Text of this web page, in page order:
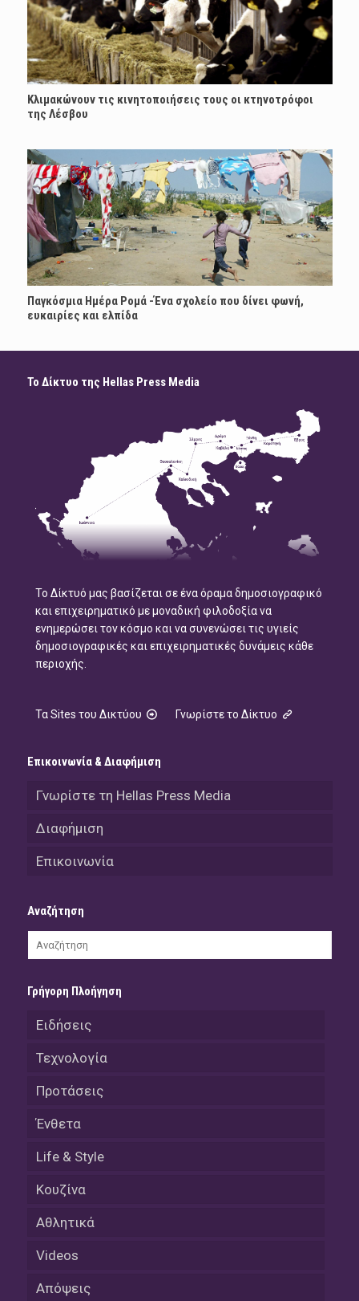
Κλιμακώνουν τις κινητοποιήσεις τους οι κτηνοτρόφοι
της Λέσβου
Παγκόσμια Ημέρα Ρομά -Ένα σχολείο που δίνει φωνή,
ευκαιρίες και ελπίδα
Το Δίκτυο της Hellas Press Media
Το Δίκτυό μας βασίζεται σε ένα όραμα δημοσιογραφικό
και επιχειρηματικό με μοναδική φιλοδοξία να
ενημερώσει τον κόσμο και να συνενώσει τις υγιείς
δημοσιογραφικές και επιχειρηματικές δυνάμεις κάθε
περιοχής.
Τα Sites του Δικτύου Γνωρίστε το Δίκτυο
Επικοινωνία & Διαφήμιση
Γνωρίστε τη Hellas Press Media
Διαφήμιση
Επικοινωνία
Αναζήτηση
Γρήγορη Πλοήγηση
Ειδήσεις
Τεχνολογία
Προτάσεις
Ένθετα
Life & Style
Κουζίνα
Αθλητικά
Videos
Απόψεις